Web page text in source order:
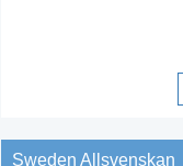
Sweden Allsvenskan